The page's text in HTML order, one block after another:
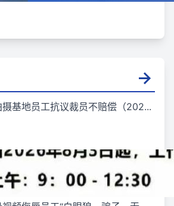
基地员工抗议裁员不赔偿（202...